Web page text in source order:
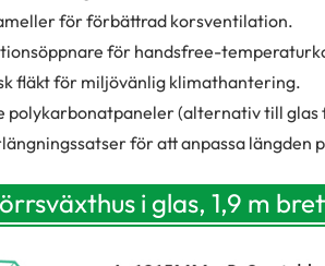
för förbättrad korsventilation.
för handsfree-
fläkt för miljövänlig klimathantering.
polykarbonatpaneler (alternativ till glas
för att anpassa längden
i glas, 1,9 m